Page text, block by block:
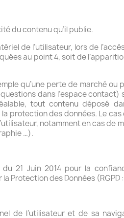
du contenu qu’il publie.
de l’utilisateur, lors de
au point 4, soit de
qu’une perte de marché ou
dans l’espace contact)
tout contenu déposé
protection des données. Le
notamment en cas de
…).
21 Juin 2014 pour la
Protection des Données (RGPD
de l’utilisateur et de sa